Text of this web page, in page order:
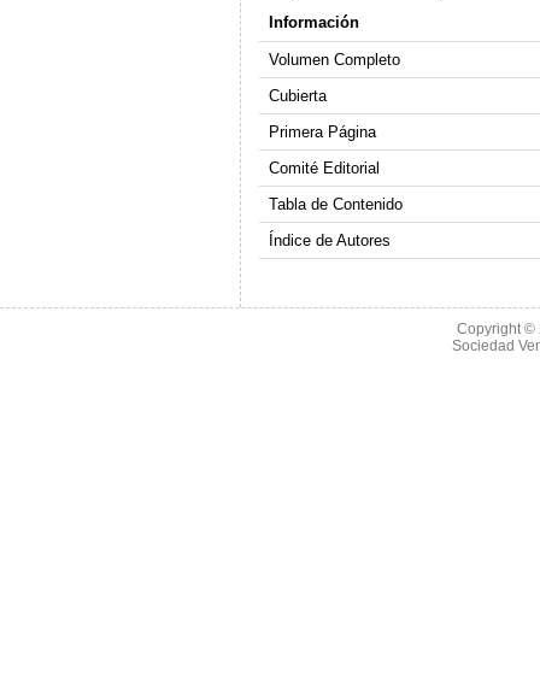
Información
Volumen Completo
Cubierta
Primera Página
Comité Editorial
Tabla de Contenido
Índice de Autores
Copyright
Sociedad